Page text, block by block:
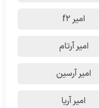
امیر f2
امیر آرتام
امیر آرسین
امیر آریا